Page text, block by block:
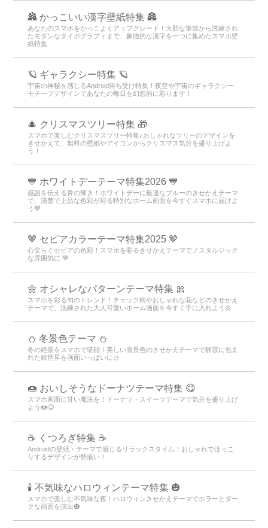
🏯 かっこいい漢字壁紙特集 🏯
あなたのスマホをかっこよくアップグレード！大胆な筆致から洗練され
たモダンなタイポグラフィまで、象徴的な漢字を一つに集めたスマホ壁
紙特集
🪐 ギャラクシー特集 🪐
宇宙の神秘を感じるAndroid待ち受け特集！夜空や宇宙のギャラクシー
モチーフデザインであなたの毎日を幻想的に彩ります！
🎄 クリスマスツリー特集 🎁
スマホで楽しむクリスマスツリー特集♪おしゃれなツリーのデザインを
きせかえて、無料の壁紙やアイコンからクリスマス気分を盛り上げよ
う！
💙 ホワイトデーテーマ特集2026 💙
感謝を伝える青の輝き！ホワイトデーに最適なブルーのきせかえテーマ
で、清楚で上品な色彩が彩る特別なホーム画面を今すぐスマホに届けよ
う💙
🤎 セピアカラーテーマ特集2025 🤎
心安らぐセピアの色彩！スマホを彩るきせかえテーマでノスタルジック
な雰囲気に 🤎
🌼 オシャレなパターンテーマ特集 🎀
スマホを彩る旬のトレンド！チェック柄やおしゃれな花などのきせかえ
テーマで、洗練された大人可愛いホーム画面を今すぐ手に入れよう🌼
⛄️ 冬景色テーマ ⛄️
冬の絶景をスマホで堪能！美しい雪景色のきせかえテーマで静寂に包ま
れた銀世界を画面いっぱいに⛄️
🍩 おいしそうなドーナツテーマ特集 😋
スマホ画面に甘い魔法を！ドーナツ・スイーツテーマで気分を盛り上げ
よう🍩😋
☕ くつろぎ特集 ☕
Androidの壁紙・テーマで感じるリラックスタイム！おしゃれでほっこ
りするデザインが勢揃い！
🕯️ 不気味なハロウィンテーマ特集 🎃
スマホで楽しむ不気味な夜！ハロウィンきせかえテーマでホラーとダー
クな画面を演出🎃